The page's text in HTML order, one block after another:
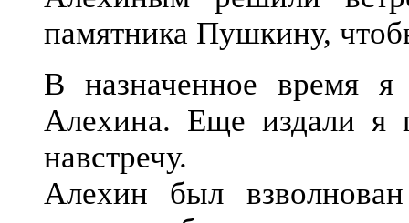
памятника Пушкину,
В назначенное время
Алехина. Еще издали я
навстречу.
Алехин был